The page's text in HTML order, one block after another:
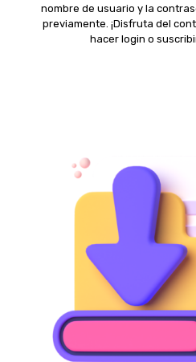
nombre de usuario y la
previamente. ¡Disfruta del
hacer login o